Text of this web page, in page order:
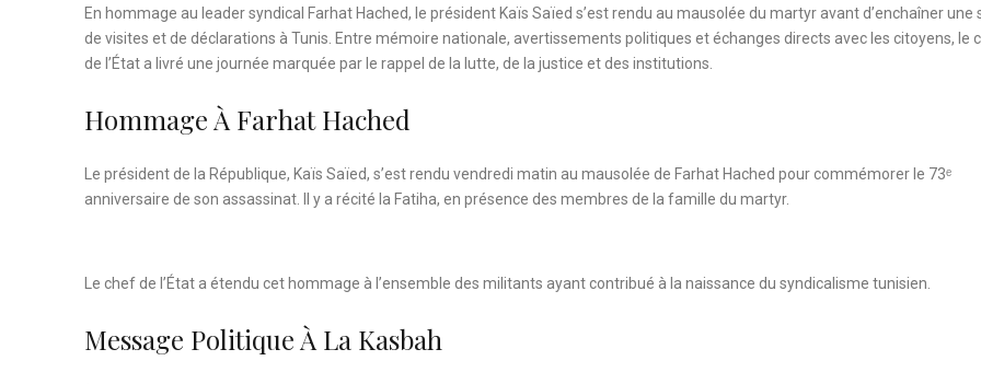
En hommage au leader syndical Farhat Hached, le président Kaïs Saïed s’est rendu au mausolée du martyr avant d’enchaîner une
de visites et de déclarations à Tunis. Entre mémoire nationale, avertissements politiques et échanges directs avec les citoyens, le
de l’État a livré une journée marquée par le rappel de la lutte, de la justice et des institutions.
Hommage À Farhat Hached
Le président de la République, Kaïs Saïed, s’est rendu vendredi matin au mausolée de Farhat Hached pour commémorer le 73ᵉ
anniversaire de son assassinat. Il y a récité la Fatiha, en présence des membres de la famille du martyr.
Le chef de l’État a étendu cet hommage à l’ensemble des militants ayant contribué à la naissance du syndicalisme tunisien.
Message Politique À La Kasbah